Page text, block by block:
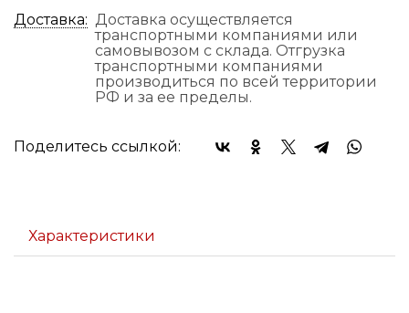
Доставка: Доставка осуществляется
транспортными компаниями или
самовывозом с склада. Отгрузка
транспортными компаниями
производиться по всей территории
РФ и за ее пределы.
Поделитесь ссылкой:
Характеристики